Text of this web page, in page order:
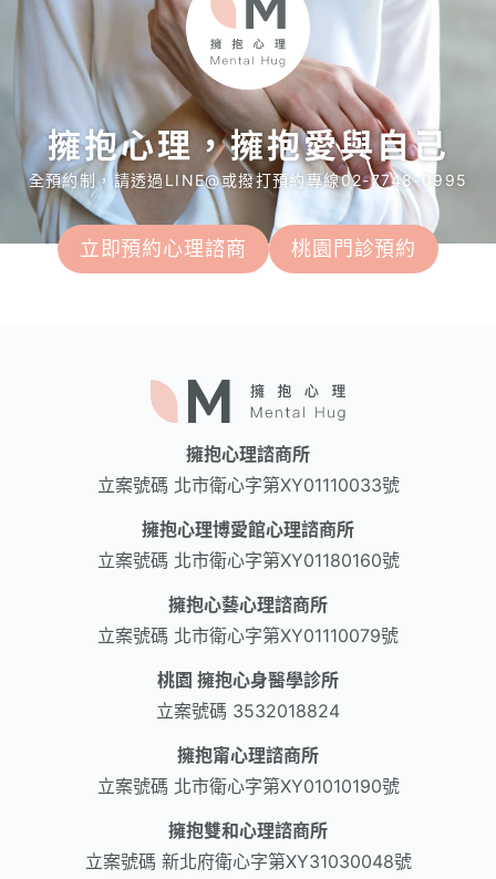
擁抱心理，擁抱愛與自己
全預約制，請透過LINE@或撥打預約專線02-7748-0995
立即預約心理諮商 桃園門診預約
擁抱心理諮商所
立案號碼 北市衛心字第XY01110033號
擁抱心理博愛館心理諮商所
立案號碼 北市衛心字第XY01180160號
擁抱心藝心理諮商所
立案號碼 北市衛心字第XY01110079號
桃園 擁抱心身醫學診所
立案號碼 3532018824
擁抱甯心理諮商所
立案號碼 北市衛心字第XY01010190號
擁抱雙和心理諮商所
立案號碼 新北府衛心字第XY31030048號